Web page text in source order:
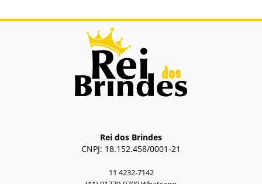
93260. Bolsa para celular
Bolsa para celular em feltro e c.
sintético com bolso exterior. 90 x 142 x
5 mm | Bolso: 62 x 102 mm
WALLIS. Porta celular para
segurança, com clipe para fixação na
Rei dos Brindes
CNPJ: 18.152.458/0001-21
11 4232-7142